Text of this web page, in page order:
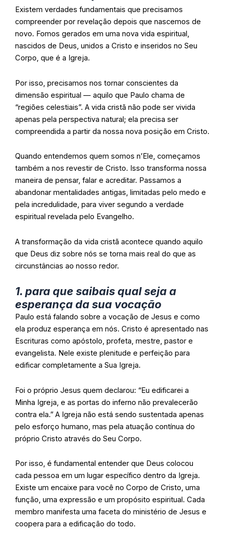
Existem verdades fundamentais que precisamos
compreender por revelação depois que nascemos de
novo. Fomos gerados em uma nova vida espiritual,
nascidos de Deus, unidos a Cristo e inseridos no Seu
Corpo, que é a Igreja.
Por isso, precisamos nos tornar conscientes da
dimensão espiritual — aquilo que Paulo chama de
“regiões celestiais”. A vida cristã não pode ser vivida
apenas pela perspectiva natural; ela precisa ser
compreendida a partir da nossa nova posição em Cristo.
Quando entendemos quem somos n’Ele, começamos
também a nos revestir de Cristo. Isso transforma nossa
maneira de pensar, falar e acreditar. Passamos a
abandonar mentalidades antigas, limitadas pelo medo e
pela incredulidade, para viver segundo a verdade
espiritual revelada pelo Evangelho.
A transformação da vida cristã acontece quando aquilo
que Deus diz sobre nós se torna mais real do que as
circunstâncias ao nosso redor.
1. para que saibais qual seja a
esperança da sua vocação
Paulo está falando sobre a vocação de Jesus e como
ela produz esperança em nós. Cristo é apresentado nas
Escrituras como apóstolo, profeta, mestre, pastor e
evangelista. Nele existe plenitude e perfeição para
edificar completamente a Sua Igreja.
Foi o próprio Jesus quem declarou: “Eu edificarei a
Minha Igreja, e as portas do inferno não prevalecerão
contra ela.” A Igreja não está sendo sustentada apenas
pelo esforço humano, mas pela atuação contínua do
próprio Cristo através do Seu Corpo.
Por isso, é fundamental entender que Deus colocou
cada pessoa em um lugar específico dentro da Igreja.
Existe um encaixe para você no Corpo de Cristo, uma
função, uma expressão e um propósito espiritual. Cada
membro manifesta uma faceta do ministério de Jesus e
coopera para a edificação do todo.